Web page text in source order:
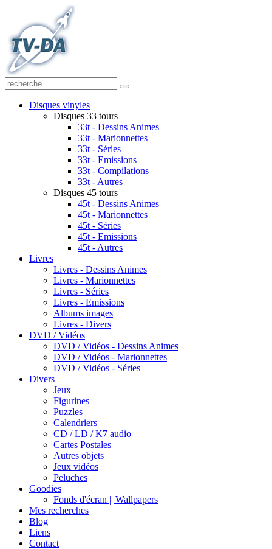
Disques vinyles
Disques 33 tours
33t - Dessins Animes
33t - Marionnettes
33t - Séries
33t - Emissions
33t - Compilations
33t - Autres
Disques 45 tours
45t - Dessins Animes
45t - Marionnettes
45t - Séries
45t - Emissions
45t - Autres
Livres
Livres - Dessins Animes
Livres - Marionnettes
Livres - Séries
Livres - Emissions
Albums images
Livres - Divers
DVD / Vidéos
DVD / Vidéos - Dessins Animes
DVD / Vidéos - Marionnettes
DVD / Vidéos - Séries
Divers
Jeux
Figurines
Puzzles
Calendriers
CD / LD / K7 audio
Cartes Postales
Autres objets
Jeux vidéos
Peluches
Goodies
Fonds d'écran || Wallpapers
Mes recherches
Blog
Liens
Contact